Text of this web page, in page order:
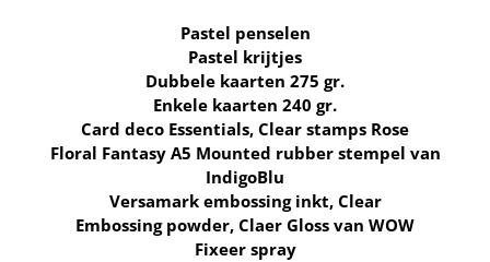
Pastel penselen
Pastel krijtjes
Dubbele kaarten 275 gr.
Enkele kaarten 240 gr.
Card deco Essentials, Clear stamps Rose
Floral Fantasy A5 Mounted rubber stempel van
IndigoBlu
Versamark embossing inkt, Clear
Embossing powder, Claer Gloss van WOW
Fixeer spray